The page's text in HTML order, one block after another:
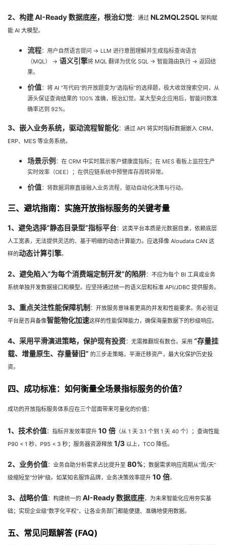
2、构建 AI-Ready 数据底座，根治幻觉：通过 NL2MQL2SQL 架构赋
能 AI 大模型。
流程：用户自然语言提问 → LLM 进行意图理解并生成指标查询语言
（MQL） → 语义引擎将 MQL 翻译为优化 SQL → 智能路由执行 → 返回结
果。
价值：将 AI “写代码”的开放题变为“选指标”的选择题，极大收敛搜索空间，从
源头保证查询结果的 100% 准确，根治幻觉。某大型央企应用后，智能问数准
确率达到 92%。
3、嵌入业务系统，驱动流程智能化：通过 API 将实时指标数据嵌入 CRM、
ERP、MES 等业务系统。
场景示例 ：在 CRM 中实时展示客户健康度指标；在 MES 看板上监控生产
实时效率（OEE）；在供应链系统中预警库存周转异常。
价值：将数据洞察直接融入业务流程，驱动自动化决策与行动。
三、避坑指南：实施开放指标服务的关键考量
1、避免选择“静态目录型”指标平台：这类平台本质是元数据目录，依赖底层
人工宽表，无法提供灵活的、基于明细的动态计算能力。应选择像 Aloudata CAN 这
样的动态计算引擎。
2、避免陷入“为每个消费端定制开发”的陷阱：不应为每个 BI 工具或业务
系统单独开发数据接口和模型。应坚持通过统一的语义层和标准 API/JDBC 提供服务。
3、重点关注性能保障机制 ：开放服务意味着更高的并发和性能要求。务必验证
平台是否具备像智能物化加速这样的性能保障能力，确保海量数据下的秒级响应。
4、采用平滑演进策略，保护现有投资：无需推翻现有数仓。采用 “存量挂
载、增量原生、存量替旧” 的三步走策略，平滑迁移资产，最大化保护历史投
资。
四、成功标准：如何衡量全场景指标服务的价值？
成功的开放指标服务体系应在三个层面带来可量化的价值：
1、技术价值：指标开发效率提升 10 倍 （从 1 天 3.1 个到 1 天 40 个）；查询性能
P90 < 1 秒，P95 < 3 秒；服务器资源释放 1/3 以上，TCO 降低。
2、业务价值：业务自助分析需求占比提升至 80% ；数据需求响应周期从“周/天”
级缩短至“分钟”级。如某知名服饰品牌，业务决策效率提升 10 倍。
3、战略价值：构建统一的 AI-Ready 数据底座，为未来智能化应用夯实基
础；实现企业级“数字化平权”，让各业务部门都能便捷、准确地使用数据。
五、常见问题解答 (FAQ)